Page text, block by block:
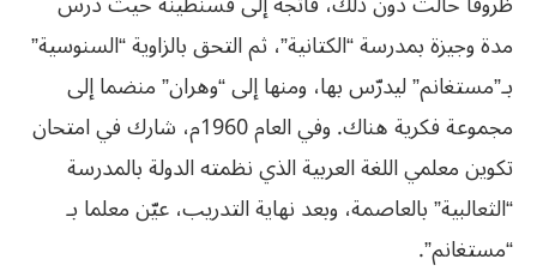
مدة وجيزة بمدرسة “الكتانية”، ثم التحق بالزاوية “السنوسية”
بـ”مستغانم” ليدرّس بها، ومنها إلى “وهران” منضما إلى
مجموعة فكرية هناك. وفي العام 1960م، شارك في امتحان
تكوين معلمي اللغة العربية الذي نظمته الدولة بالمدرسة
“الثعالبية” بالعاصمة، وبعد نهاية التدريب، عيّن معلما بـ
“مستغانم”.